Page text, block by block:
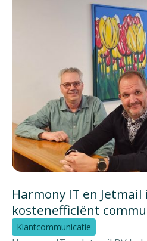
Harmony IT en Jetmail introduceren
kostenefficiënt
voor publieke en
Klantcommunicatie